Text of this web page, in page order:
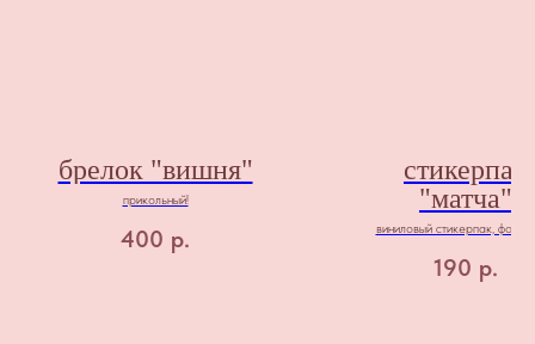
брелок "вишня"
прикольный!
400 р.
стикерпак
"матча"
виниловый стикерпак,
190 р.